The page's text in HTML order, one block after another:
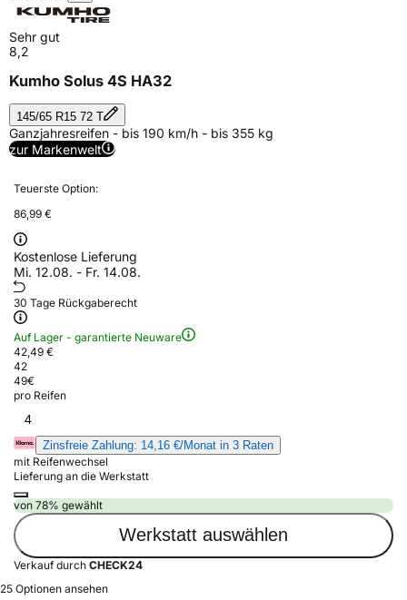
Sehr gut
8,2
Kumho Solus 4S HA32
145/65 R15 72 T
Ganzjahresreifen - bis 190 km/h - bis 355 kg
zur Markenwelt
Teuerste Option:
86,99 €
Kostenlose Lieferung
Mi. 12.08. - Fr. 14.08.
30 Tage Rückgaberecht
Auf Lager - garantierte Neuware
42,49 €
42
49€
pro Reifen
4
Zinsfreie Zahlung: 14,16 €/Monat in 3 Raten
mit Reifenwechsel
Lieferung an die Werkstatt
von 78% gewählt
Werkstatt auswählen
Verkauf durch CHECK24
25 Optionen ansehen